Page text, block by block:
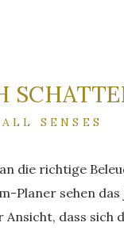
SENSES
die richtige
Planer sehen
dass sich